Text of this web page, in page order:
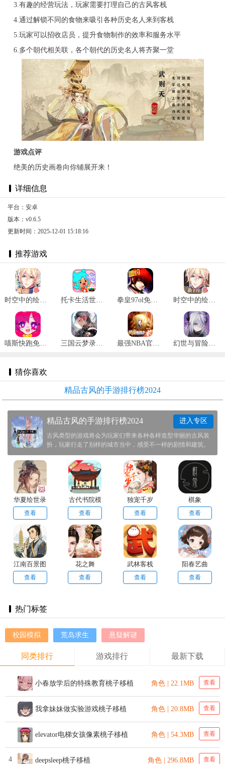
3.有趣的经营玩法，玩家需要打理自己的古风客栈
4.通过解锁不同的食物来吸引各种历史名人来到客栈
5.玩家可以招收店员，提升食物制作的效率和服务水平
6.多个朝代相关联，各个朝代的历史名人将齐聚一堂
游戏点评
绝美的历史画卷向你铺展开来！
详细信息
平台：安卓
版本：v0.6.5
更新时间：2025-12-01 15:18:16
推荐游戏
时空中的绘旅人新春版 v1.0.32 托卡生活世界全解锁版本2025 v1.72 拳皇97ol免费版 v3.3.5 时空中的绘旅人网易版 v1.0.37
喵斯快跑免费全角色解锁最新版 v4.3.0 三国云梦录正式版 v0.24.4 幻世与冒险国际服 v1.1.484
猜你喜欢
精品古风的手游排行榜2024
精品古风的手游排行榜2024
古风类型的游戏将会为玩家们带来各种各样造型华丽的古风装
扮，玩家行走了别样的城市当中，感受不一样的剧情和建筑。
这次帮助玩家们整理了的古风游戏画风十分精致，玩家们可以
仔细感受一下其中建筑物风采。祝大家玩的开心！
进入专区
华夏绘世录
手机版
查看
古代书院模
拟器
查看
独宠千岁
查看
棋象
查看
江南百景图
查看
花之舞
查看
武林客栈
查看
阳春艺曲
查看
热门标签
校园模拟 荒岛求生 悬疑解谜
同类排行 游戏排行 最新下载
小春放学后的特殊教育桃子移植 角色 | 22.1MB 查看
我拿妹妹做实验游戏桃子移植 角色 | 20.8MB 查看
elevator电梯女孩像素桃子移植 角色 | 54.3MB 查看
4 deepsleep桃子移植 角色 | 296.8MB 查看